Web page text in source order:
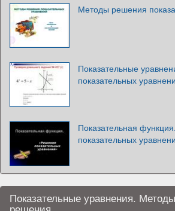
Методы решения
Показательные
показательных
Показательная
показательных
Показательные уравнения. Методы